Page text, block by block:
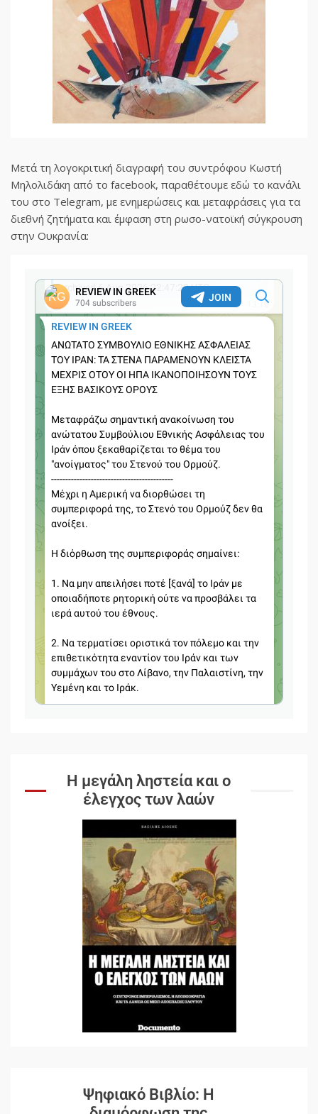
Μετά τη λογοκριτική διαγραφή του συντρόφου Κωστή
Μηλολιδάκη από το facebook, παραθέτουμε εδώ το κανάλι
του στο Telegram, με ενημερώσεις και μεταφράσεις για τα
διεθνή ζητήματα και έμφαση στη ρωσο-νατοϊκή σύγκρουση
στην Ουκρανία:
Η μεγάλη ληστεία και ο
έλεγχος των λαών
Ψηφιακό Βιβλίο: Η